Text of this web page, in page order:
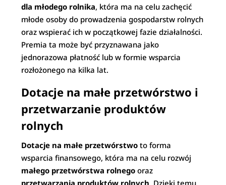
dla młodego rolnika, która ma na celu zachęcić
młode osoby do prowadzenia gospodarstw rolnych
oraz wspierać ich w początkowej fazie działalności.
Premia ta może być przyznawana jako
jednorazowa płatność lub w formie wsparcia
rozłożonego na kilka lat.
Dotacje na małe przetwórstwo i
przetwarzanie produktów
rolnych
Dotacje na małe przetwórstwo to forma
wsparcia finansowego, która ma na celu rozwój
małego przetwórstwa rolnego oraz
przetwarzania produktów rolnych . Dzięki temu